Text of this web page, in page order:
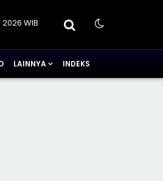
WIB
LAINNYA INDEKS